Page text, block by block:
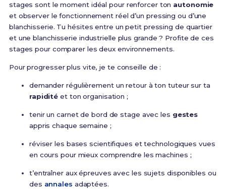
stages sont le moment idéal pour renforcer ton autonomie
et observer le fonctionnement réel d’un pressing ou d’une
blanchisserie. Tu hésites entre un petit pressing de quartier
et une blanchisserie industrielle plus grande ? Profite de ces
stages pour comparer les deux environnements.
Pour progresser plus vite, je te conseille de :
demander régulièrement un retour à ton tuteur sur ta
rapidité et ton organisation ;
tenir un carnet de bord de stage avec les gestes
appris chaque semaine ;
réviser les bases scientifiques et technologiques vues
en cours pour mieux comprendre les machines ;
t’entraîner aux épreuves avec les sujets disponibles ou
des annales adaptées.